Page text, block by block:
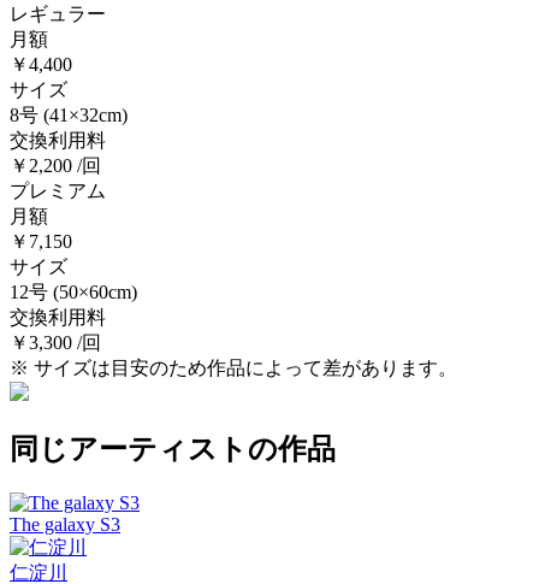
レギュラー
月額
￥4,400
サイズ
8号 (41×32cm)
交換利用料
￥2,200 /回
プレミアム
月額
￥7,150
サイズ
12号 (50×60cm)
交換利用料
￥3,300 /回
※ サイズは目安のため作品によって差があります。
同じアーティストの作品
The galaxy S3
仁淀川